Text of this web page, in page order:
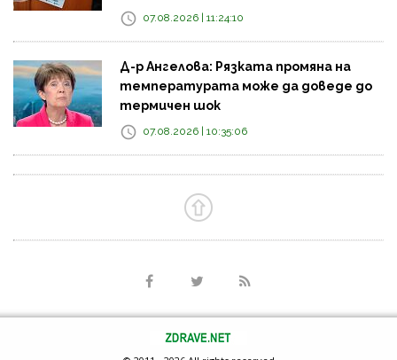
07.08.2026 | 11:24:10
Д-р Ангелова: Рязката промяна на
температурата може да доведе до
термичен шок
07.08.2026 | 10:35:06